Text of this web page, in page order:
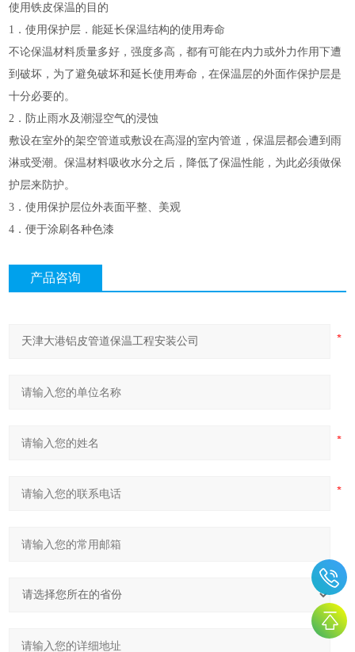
使用铁皮保温的目的
1．使用保护层．能延长保温结构的使用寿命
不论保温材料质量多好，强度多高，都有可能在内力或外力作用下遭
到破坏，为了避免破坏和延长使用寿命，在保温层的外面作保护层是
十分必要的。
2．防止雨水及潮湿空气的浸蚀
敷设在室外的架空管道或敷设在高湿的室内管道，保温层都会遭到雨
淋或受潮。保温材料吸收水分之后，降低了保温性能，为此必须做保
护层来防护。
3．使用保护层位外表面平整、美观
4．便于涂刷各种色漆
产品咨询